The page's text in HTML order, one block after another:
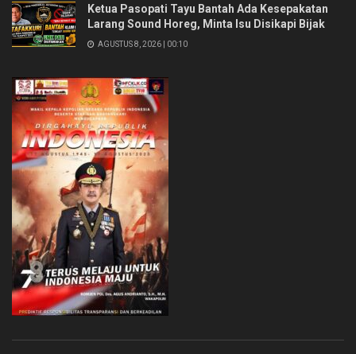
Ketua Pasopati Tayu Bantah Ada Kesepakatan
Larang Sound Horeg, Minta Isu Disikapi Bijak
AGUSTUS 8, 2026 | 00:10